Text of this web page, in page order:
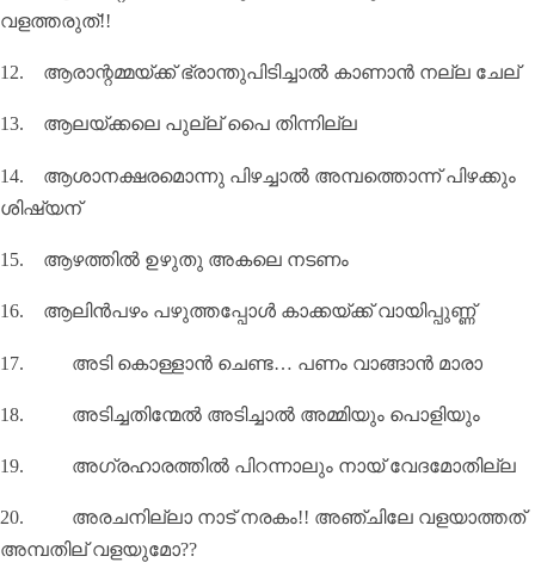
വളത്തരുത്!!
12. ആരാന്റമ്മയ്‌ക്ക് ഭ്രാന്തുപിടിച്ചാൽ കാണാൻ നല്ല ചേല്
13. ആലയ്ക്കലെ പുല്ല് പൈ തിന്നില്ല
14. ആശാനക്ഷരമൊന്നു പിഴച്ചാൽ അമ്പത്തൊന്ന് പിഴക്കും
ശിഷ്യന്
15. ആഴത്തില്‍ ഉഴുതു അകലെ നടണം
16. ആലിൻപഴം പഴുത്തപ്പോൾ കാക്കയ്ക്ക് വായിപ്പുണ്ണ്
17. അടി കൊള്ളാന്‍ ചെണ്ട… പണം വാങ്ങാന്‍ മാരാ
18. അടിച്ചതിന്മേൽ അടിച്ചാൽ അമ്മിയും പൊളിയും
19. അഗ്രഹാരത്തിൽ പിറന്നാലും നായ് വേദമോതില്ല
20. അരചനില്ലാ നാട് നരകം!! അഞ്ചിലേ വളയാത്തത്
അമ്പതില് വളയുമോ??